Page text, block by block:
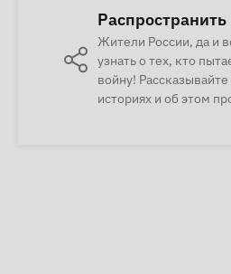
Жители России, да и
узнать о тех, кто
войну!
историях и об этом